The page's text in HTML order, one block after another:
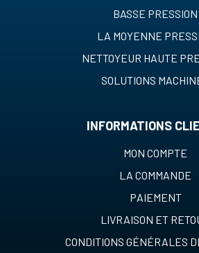
BASSE PRESSION
LA MOYENNE
NETTOYEUR HAUTE
SOLUTIONS
INFORMATIONS
MON COMPTE
LA COMMANDE
PAIEMENT
LIVRAISON ET
CONDITIONS GÉNÉRALES